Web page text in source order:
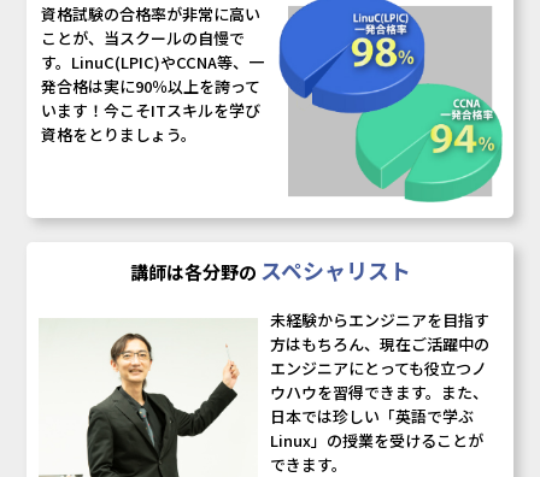
資格試験の合格率が非常に高い
ことが、当スクールの自慢で
す。LinuC(LPIC)やCCNA等、一
発合格は実に90％以上を誇って
います！今こそITスキルを学び
資格をとりましょう。
講師は各分野の スペシャリスト
未経験からエンジニアを目指す
方はもちろん、現在ご活躍中の
エンジニアにとっても役立つノ
ウハウを習得できます。また、
日本では珍しい「英語で学ぶ
Linux」の授業を受けることが
できます。